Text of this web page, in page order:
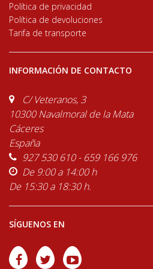
Política de privacidad
Política de devoluciones
Tarifa de transporte
INFORMACIÓN DE CONTACTO
C/ Veteranos, 3
10300 Navalmoral de la Mata
Cáceres
España
927 530 610 - 659 166 976
De 9:00 a 14:00 h
De 15:30 a 18:30 h.
SÍGUENOS EN